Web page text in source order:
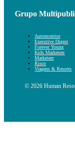
Grupo
Automonitor
Executive Digest
Forever Young
Kids Marketeer
Marketeer
Risco
Viagens & Resorts
© 2026 Human